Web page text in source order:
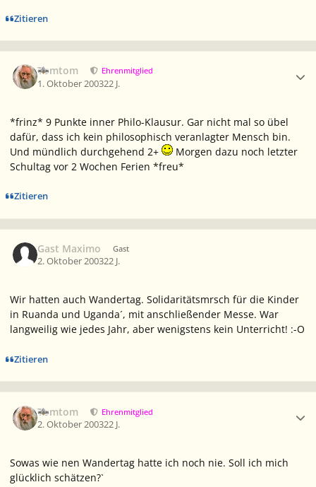
Zitieren
Tomtom Ehrenmitglied
1. Oktober 200322 J.
*frinz* 9 Punkte inner Philo-Klausur. Gar nicht mal so übel
dafür, dass ich kein philosophisch veranlagter Mensch bin.
Und mündlich durchgehend 2+
Morgen dazu noch letzter
Schultag vor 2 Wochen Ferien *freu*
Zitieren
Gast Maximo Gast
2. Oktober 200322 J.
Wir hatten auch Wandertag. Solidaritätsmrsch für die Kinder
in Ruanda und Uganda´, mit anschließender Messe. War
langweilig wie jedes Jahr, aber wenigstens kein Unterricht! :-O
Zitieren
Tomtom Ehrenmitglied
2. Oktober 200322 J.
Sowas wie nen Wandertag hatte ich noch nie. Soll ich mich
glücklich schätzen?`